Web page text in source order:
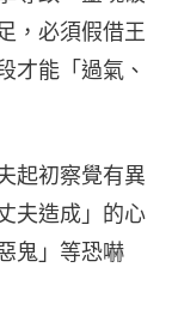
，必須假借王
才能「過氣、
起初察覺有異
夫造成」的心
鬼」等恐嚇